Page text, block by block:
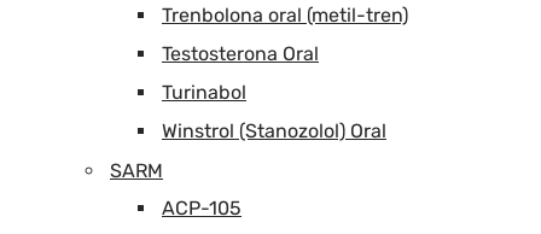
Trenbolona oral (metil-tren)
Testosterona Oral
Turinabol
Winstrol (Stanozolol) Oral
SARM
ACP-105